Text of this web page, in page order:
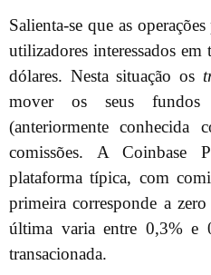
Salienta-se que as
utilizadores interessados em
dólares. Nesta situação os
mover os seus
(anteriormente
comissões. A Coinbase
plataforma típica, com
primeira corresponde a
última varia entre 0,3% e
transacionada.